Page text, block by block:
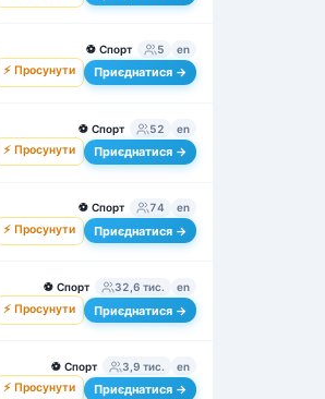
⚽ Спорт 5 en
⚡ Просунути Приєднатися →
⚽ Спорт 52 en
⚡ Просунути Приєднатися →
⚽ Спорт 74 en
⚡ Просунути Приєднатися →
⚽ Спорт 32,6 тис. en
⚡ Просунути Приєднатися →
⚽ Спорт 3,9 тис. en
⚡ Просунути Приєднатися →